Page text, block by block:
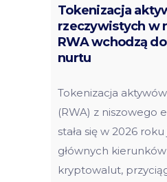
Tokenizacja
rzeczywistych w
RWA wchodzą
nurtu
Tokenizacja
(RWA) z niszowego
stała się w 2026
głównych
kryptowalut,